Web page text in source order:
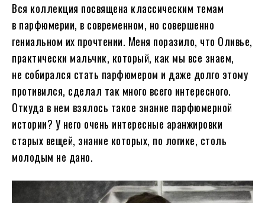
Вся коллекция посвящена классическим темам
в парфюмерии, в современном, но совершенно
гениальном их прочтении. Меня поразило, что Оливье,
практически мальчик, который, как мы все знаем,
не собирался стать парфюмером и даже долго этому
противился, сделал так много всего интересного.
Откуда в нем взялось такое знание парфюмерной
истории? У него очень интересные аранжировки
старых вещей, знание которых, по логике, столь
молодым не дано.